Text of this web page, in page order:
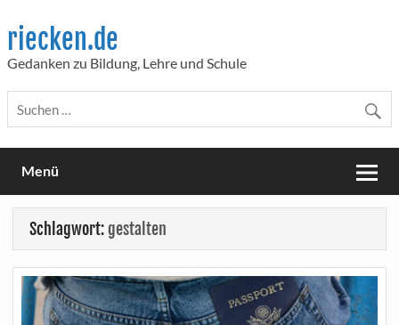
content
riecken.de
Gedanken zu Bildung, Lehre und Schule
Menü
Schlagwort: gestalten